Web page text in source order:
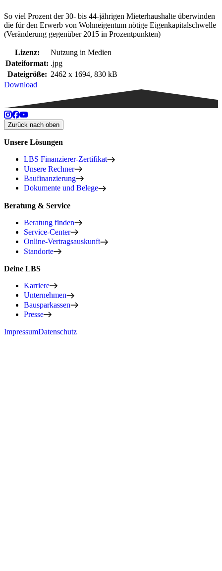
So viel Prozent der 30- bis 44-jährigen Mieterhaushalte überwinden
die für den Erwerb von Wohneigentum nötige Eigenkapitalschwelle
(Veränderung gegenüber 2015 in Prozentpunkten)
Lizenz:
Nutzung in Medien
Dateiformat: .jpg
Dateigröße: 2462 x 1694, 830 kB
Download
Zurück nach oben
Unsere Lösungen
LBS Finanzierer-Zertifikat
Unsere Rechner
Baufinanzierung
Dokumente und Belege
Beratung & Service
Beratung finden
Service-Center
Online-Vertragsauskunft
Standorte
Deine LBS
Karriere
Unternehmen
Bausparkassen
Presse
ImpressumDatenschutz